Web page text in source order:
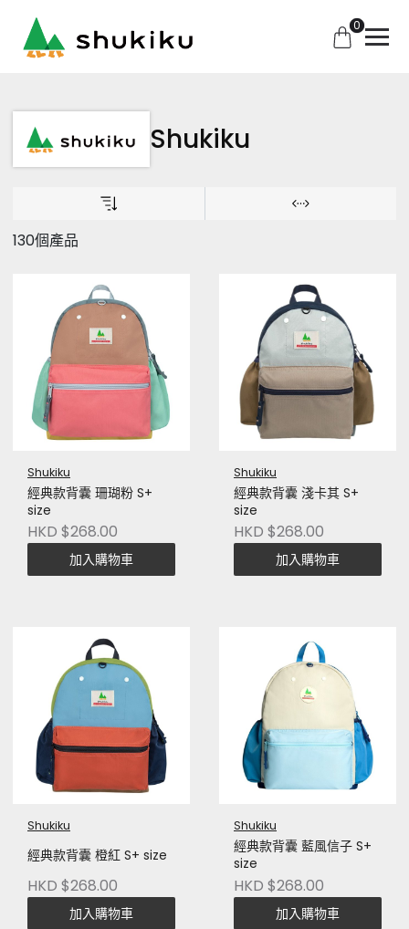
0
Shukiku
130個產品
Shukiku
經典款背囊 珊瑚粉 S+
size
HKD $268.00
加入購物車
Shukiku
經典款背囊 淺卡其 S+
size
HKD $268.00
加入購物車
Shukiku
經典款背囊 橙紅 S+ size
HKD $268.00
加入購物車
Shukiku
經典款背囊 藍風信子 S+
size
HKD $268.00
加入購物車